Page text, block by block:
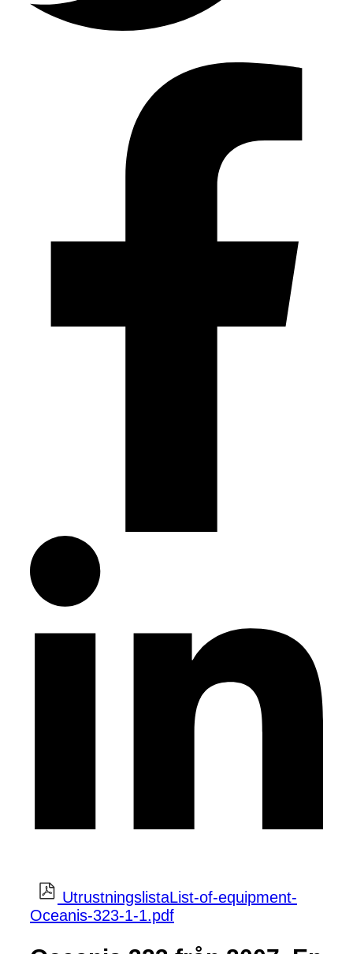
UtrustningslistaList-of-equipment-
Oceanis-323-1-1.pdf